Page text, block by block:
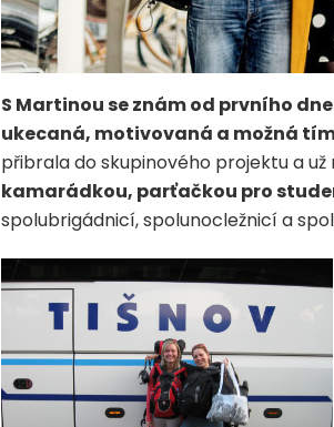
S Martinou se znám od prvního
ukecaná, motivovaná a možná
přibrala do skupinového projektu a
kamarádkou, parťačkou pro
spolubrigádnicí, spolunocležnicí a